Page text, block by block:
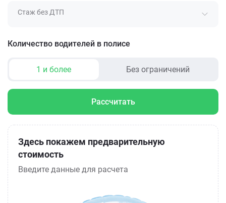
Стаж без ДТП
Количество водителей в полисе
1 и более Без ограничений
Рассчитать
Здесь покажем предварительную
стоимость
Введите данные для расчета